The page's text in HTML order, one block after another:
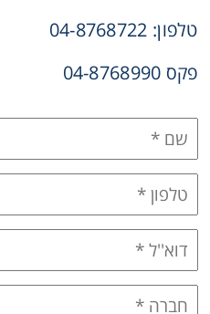
טלפון: 04-8768722
פקס 04-8768990